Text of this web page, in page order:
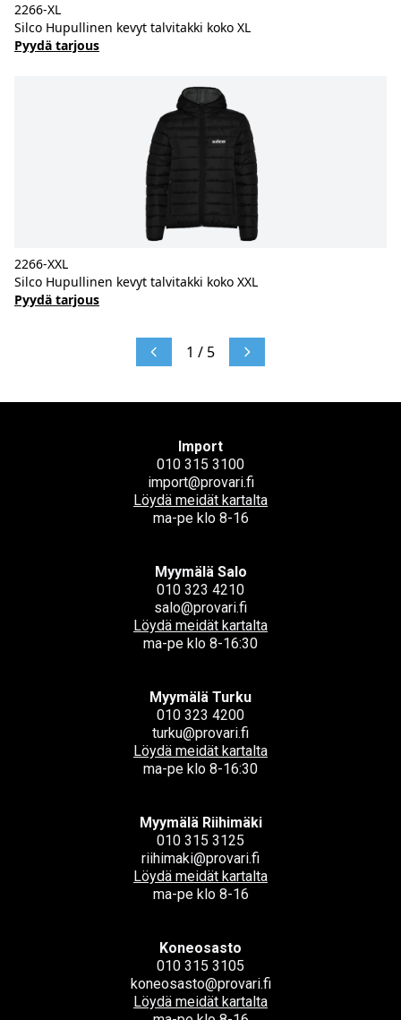
2266-XL
Silco Hupullinen kevyt talvitakki koko XL
Pyydä tarjous
2266-XXL
Silco Hupullinen kevyt talvitakki koko XXL
Pyydä tarjous
1 / 5
Import
010 315 3100
import@provari.fi
Löydä meidät kartalta
ma-pe klo 8-16
Myymälä Salo
010 323 4210
salo@provari.fi
Löydä meidät kartalta
ma-pe klo 8-16:30
Myymälä Turku
010 323 4200
turku@provari.fi
Löydä meidät kartalta
ma-pe klo 8-16:30
Myymälä Riihimäki
010 315 3125
riihimaki@provari.fi
Löydä meidät kartalta
ma-pe klo 8-16
Koneosasto
010 315 3105
koneosasto@provari.fi
Löydä meidät kartalta